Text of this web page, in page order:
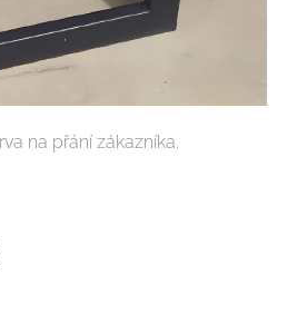
na přání zákazníka.